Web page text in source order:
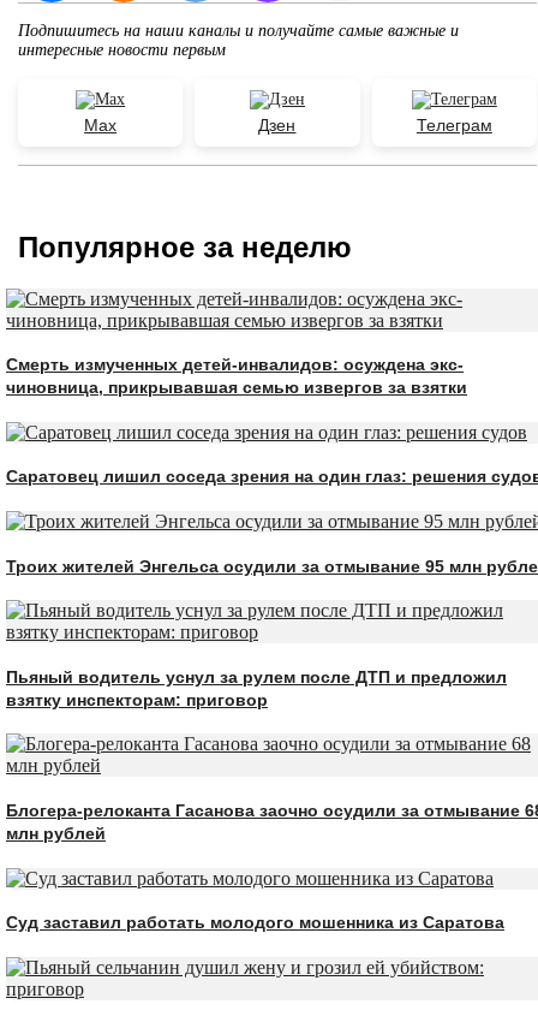
Подпишитесь на наши каналы и получайте самые важные и
интересные новости первым
Max Дзен Телеграм
Популярное за неделю
Смерть измученных детей-инвалидов: осуждена экс-
чиновница, прикрывавшая семью извергов за взятки
Саратовец лишил соседа зрения на один глаз: решения
Троих жителей Энгельса осудили за отмывание 95 млн
Пьяный водитель уснул за рулем после ДТП и предложил
взятку инспекторам: приговор
Блогера-релоканта Гасанова заочно осудили за отмывание
млн рублей
Суд заставил работать молодого мошенника из Саратова